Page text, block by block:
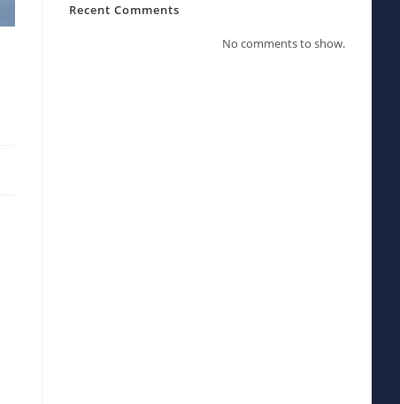
Recent Comments
No comments to show.